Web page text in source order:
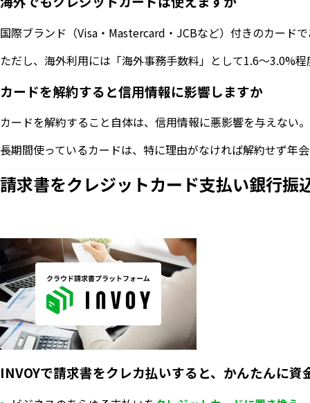
国際ブランド（Visa・Mastercard・JCBなど）付きのカード
ただし、海外利用には「海外事務手数料」として1.6〜3.0%
カードを解約すると信用情報に影響しますか
カードを解約すること自体は、信用情報に悪影響を与えない
長期間使っているカードは、特に理由がなければ解約せず年
請求書をクレジットカード支払い銀行振
INVOYで請求書をクレカ払いすると、かんたんに資